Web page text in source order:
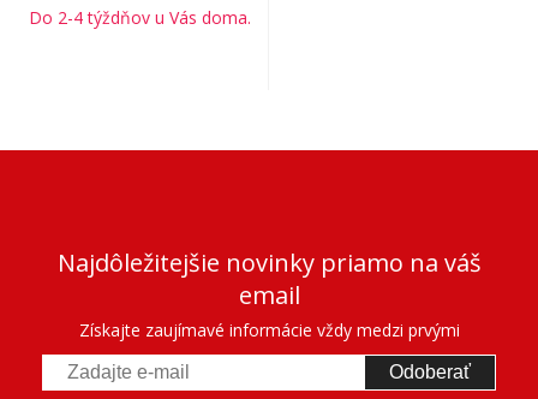
Do 2-4 týždňov u Vás doma.
Najdôležitejšie novinky priamo na váš
email
Získajte zaujímavé informácie vždy medzi prvými
Odoberať